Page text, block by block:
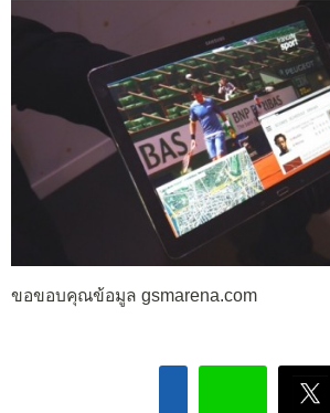
ขอขอบคุณข้อมูล gsmarena.com